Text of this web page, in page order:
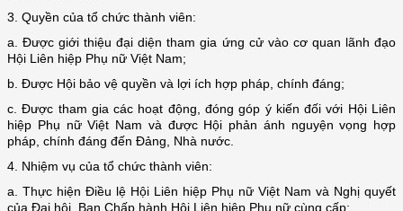
3. Quyền của tổ chức thành viên:
a. Được giới thiệu đại diện tham gia ứng cử vào cơ quan lãnh đạo
Hội Liên hiệp Phụ nữ Việt Nam;
b. Được Hội bảo vệ quyền và lợi ích hợp pháp, chính đáng;
c. Được tham gia các hoạt động, đóng góp ý kiến đối với Hội Liên
hiệp Phụ nữ Việt Nam và được Hội phản ánh nguyện vọng hợp
pháp, chính đáng đến Đảng, Nhà nước.
4. Nhiệm vụ của tổ chức thành viên:
a. Thực hiện Điều lệ Hội Liên hiệp Phụ nữ Việt Nam và Nghị quyết
của Đại hội, Ban Chấp hành Hội Liên hiệp Phụ nữ cùng cấp;